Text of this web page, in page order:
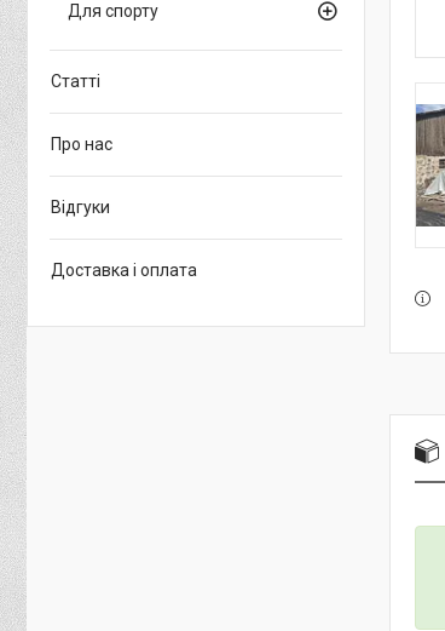
Для спорту
Статті
Про нас
Відгуки
Доставка і оплата